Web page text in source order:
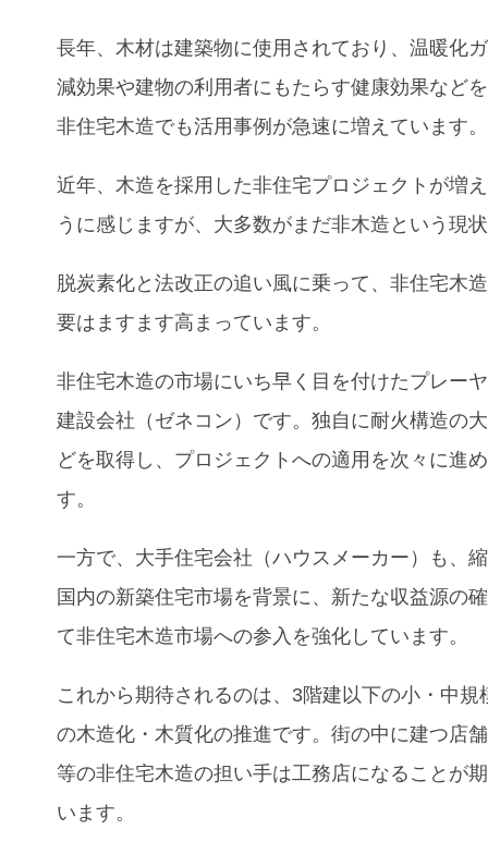
長年、木材は建築物に使用されており、温暖化
減効果や建物の利用者にもたらす健康効果など
非住宅木造でも活用事例が急速に増えています。
近年、木造を採用した非住宅プロジェクトが増
うに感じますが、大多数がまだ非木造という現
脱炭素化と法改正の追い風に乗って、非住宅木
要はますます高まっています。
非住宅木造の市場にいち早く目を付けたプレー
建設会社（ゼネコン）です。独自に耐火構造の
どを取得し、プロジェクトへの適用を次々に進
す。
一方で、大手住宅会社（ハウスメーカー）も、
国内の新築住宅市場を背景に、新たな収益源の
て非住宅木造市場への参入を強化しています。
これから期待されるのは、3階建以下の小・中規
の木造化・木質化の推進です。街の中に建つ店
等の非住宅木造の担い手は工務店になることが
います。